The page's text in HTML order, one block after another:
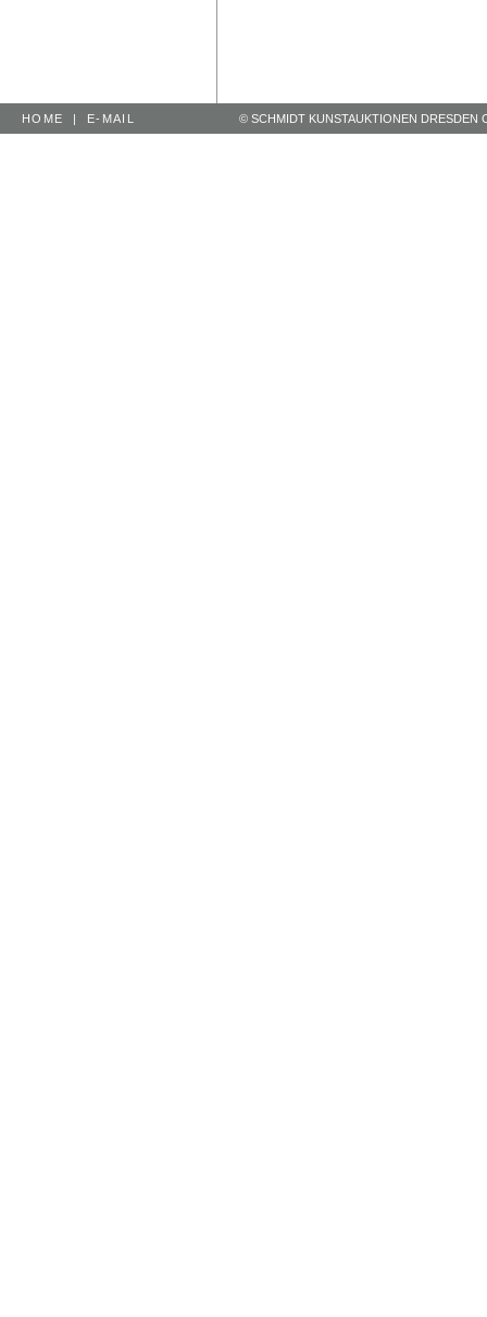
HOME | E-MAIL © SCHMIDT KUNSTAUKTIONEN DRESDEN